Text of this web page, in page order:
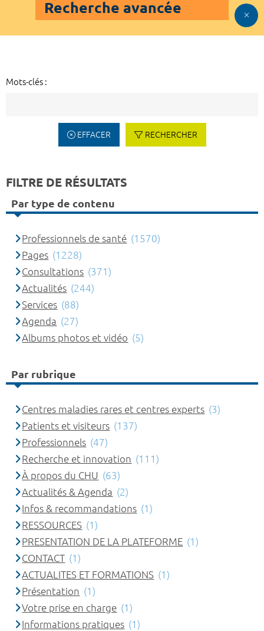
Recherche avancée
Mots-clés :
EFFACER RECHERCHER
FILTRE DE RÉSULTATS
Par type de contenu
Professionnels de santé (1570)
Pages (1228)
Consultations (371)
Actualités (244)
Services (88)
Agenda (27)
Albums photos et vidéo (5)
Par rubrique
Centres maladies rares et centres experts (3)
Patients et visiteurs (137)
Professionnels (47)
Recherche et innovation (111)
À propos du CHU (63)
Actualités & Agenda (2)
Infos & recommandations (1)
RESSOURCES (1)
PRESENTATION DE LA PLATEFORME (1)
CONTACT (1)
ACTUALITES ET FORMATIONS (1)
Présentation (1)
Votre prise en charge (1)
Informations pratiques (1)